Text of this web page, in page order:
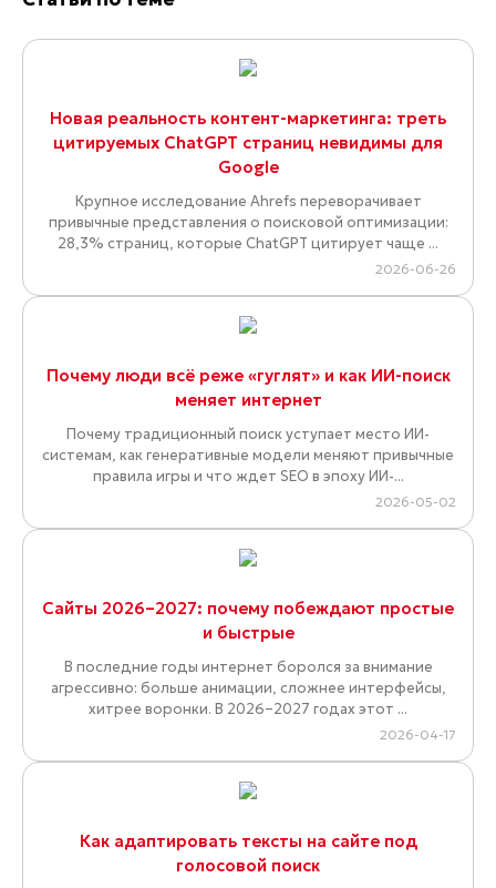
Новая реальность контент-маркетинга: треть
цитируемых ChatGPT страниц невидимы для
Google
Крупное исследование Ahrefs переворачивает
привычные представления о поисковой оптимизации:
28,3% страниц, которые ChatGPT цитирует чаще ...
2026-06-26
Почему люди всё реже «гуглят» и как ИИ-поиск
меняет интернет
Почему традиционный поиск уступает место ИИ-
системам, как генеративные модели меняют привычные
правила игры и что ждет SEO в эпоху ИИ-...
2026-05-02
Сайты 2026–2027: почему побеждают простые
и быстрые
В последние годы интернет боролся за внимание
агрессивно: больше анимации, сложнее интерфейсы,
хитрее воронки. В 2026–2027 годах этот ...
2026-04-17
Как адаптировать тексты на сайте под
голосовой поиск